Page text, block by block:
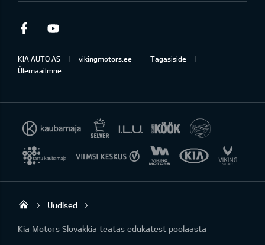
Facebook
KIA AUTO AS vikingmotors.ee
Tagasiside
Ülemaailmne
Viking Motors - Kia müük, hooldus ja
Uudised
Kia Motors Slovakkia teatas edukatest poolaasta